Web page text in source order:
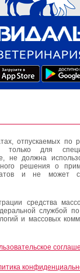
отпускаемых по
только для
не должна
решения о
и не может
средства
службой
и массовых